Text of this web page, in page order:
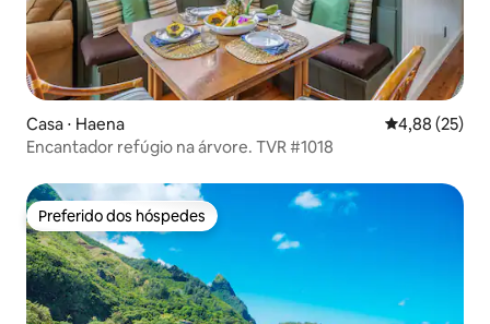
Casa ⋅ Haena 4,88 de uma
4,88 (25)
Encantador refúgio na árvore. TVR #1018
Preferido dos hóspedes
Preferido dos hóspedes